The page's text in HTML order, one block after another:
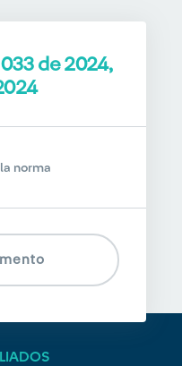
033 de 2024,
norma